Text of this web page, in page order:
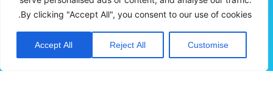
By clicking "Accept All", you consent to our use of cookies.
Customise
Reject All
Accept All
*טלפון נייד